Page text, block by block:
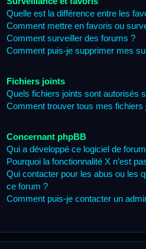
Quelle est la différence entre les
Comment mettre en favoris ou
Comment surveiller des forums ?
Comment puis-je supprimer mes
Fichiers joints
Quels fichiers joints sont autorisés
Comment trouver tous mes fichiers
Concernant phpBB
Qui a développé ce logiciel de
Pourquoi la fonctionnalité X n’est
Qui contacter pour les abus ou les
ce forum ?
Comment puis-je contacter un